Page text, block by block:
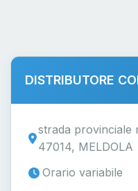
DISTRIBUTORE
strada provinciale
47014, MELDOLA
Orario variabile